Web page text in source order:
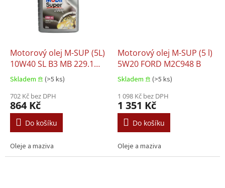
Motorový olej M-SUP (5L)
10W40 SL B3 MB 229.1
VW 501.01 VW 505.00
Skladem 𖠿 (>5 ks)
702 Kč bez DPH
864 Kč
Do košíku
Oleje a maziva
Motorový olej M-SUP (5 l)
5W20 FORD M2C948 B
Skladem 𖠿 (>5 ks)
1 098 Kč bez DPH
1 351 Kč
Do košíku
Oleje a maziva